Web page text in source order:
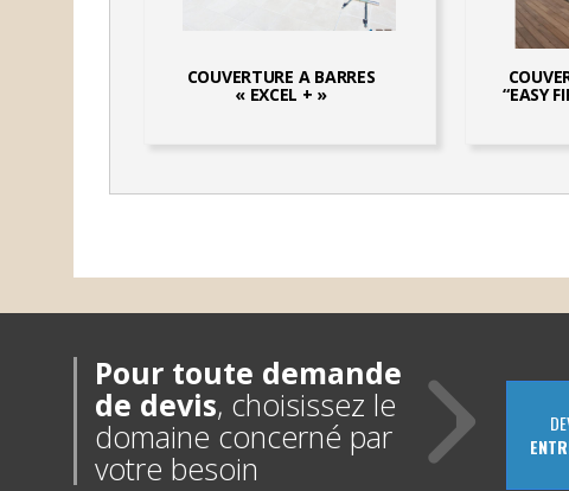
COUVERTURE A BARRES
« EXCEL + » “EASY
Pour toute demande
de devis, choisissez le
domaine concerné par
votre besoin